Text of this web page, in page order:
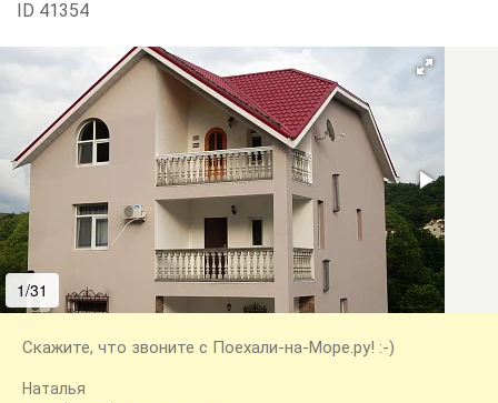
ID 41354
1/31
Скажите, что звоните с Поехали-на-Море.ру! :-)
Наталья